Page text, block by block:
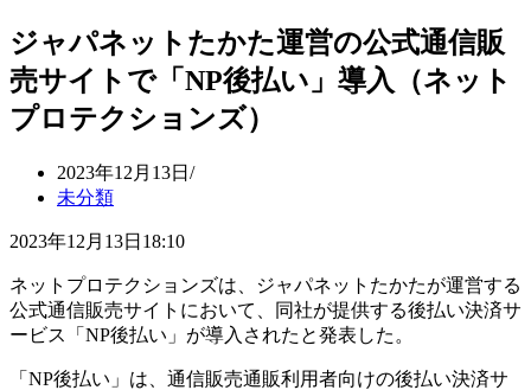
ジャパネットたかた運営の公式通信販
売サイトで「NP後払い」導入（ネット
プロテクションズ）
2023年12月13日
未分類
2023年12月13日18:10
ネットプロテクションズは、ジャパネットたかたが運営する
公式通信販売サイトにおいて、同社が提供する後払い決済サ
ービス「NP後払い」が導入されたと発表した。
「NP後払い」は、通信販売通販利用者向けの後払い決済サ